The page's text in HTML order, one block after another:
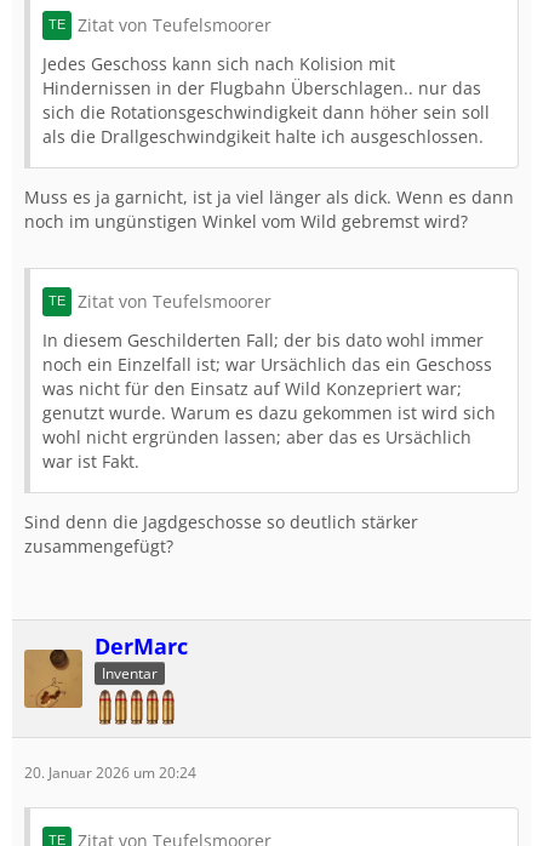
Zitat von Teufelsmoorer
Jedes Geschoss kann sich nach Kolision mit
Hindernissen in der Flugbahn Überschlagen.. nur das
sich die Rotationsgeschwindigkeit dann höher sein soll
als die Drallgeschwindgikeit halte ich ausgeschlossen.
Muss es ja garnicht, ist ja viel länger als dick. Wenn es dann
noch im ungünstigen Winkel vom Wild gebremst wird?
Zitat von Teufelsmoorer
In diesem Geschilderten Fall; der bis dato wohl immer
noch ein Einzelfall ist; war Ursächlich das ein Geschoss
was nicht für den Einsatz auf Wild Konzepriert war;
genutzt wurde. Warum es dazu gekommen ist wird sich
wohl nicht ergründen lassen; aber das es Ursächlich
war ist Fakt.
Sind denn die Jagdgeschosse so deutlich stärker
zusammengefügt?
DerMarc
Inventar
20. Januar 2026 um 20:24
Zitat von Teufelsmoorer